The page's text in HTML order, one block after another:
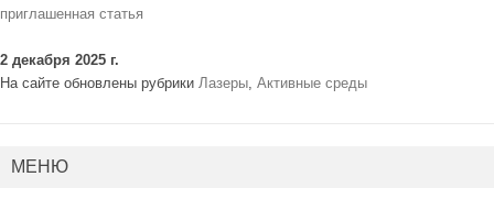
приглашенная статья
2 декабря 2025 г.
На сайте обновлены рубрики Лазеры, Активные среды
МЕНЮ